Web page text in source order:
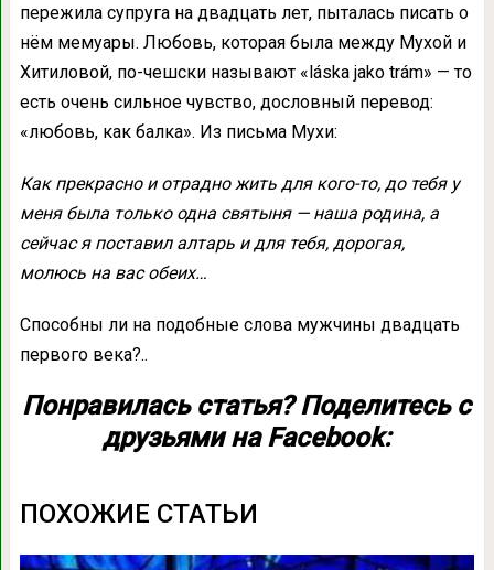
пережила супруга на двадцать лет, пыталась писать о
нём мемуары. Любовь, которая была между Мухой и
Хитиловой, по-чешски называют «láska jako trám» — то
есть очень сильное чувство, дословный перевод:
«любовь, как балка». Из письма Мухи:
Как прекрасно и отрадно жить для кого-то, до тебя у
меня была только одна святыня — наша родина, а
сейчас я поставил алтарь и для тебя, дорогая,
молюсь на вас обеих…
Способны ли на подобные слова мужчины двадцать
первого века?..
Понравилась статья? Поделитесь с
друзьями на Facebook:
ПОХОЖИЕ СТАТЬИ